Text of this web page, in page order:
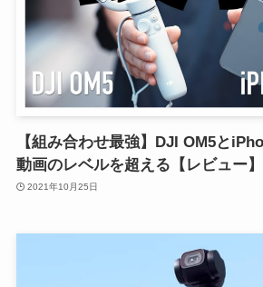
【組み合わせ最強】DJI OM5と
動画のレベルを超える【レビュー】
2021年10月25日